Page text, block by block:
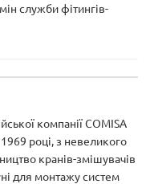
служби фітингів-
компанії COMISA
році, з невеликого
кранів-змішувачів
для монтажу систем